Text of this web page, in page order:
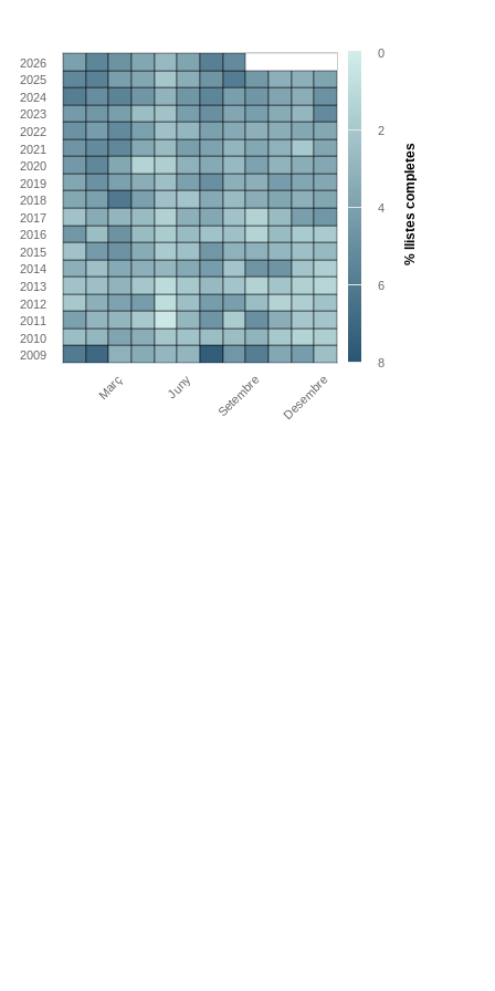
0
2
4
6
8
% llistes completes
Març Juny Setembre Desembre
2009
2010
2011
2012
2013
2014
2015
2016
2017
2018
2019
2020
2021
2022
2023
2024
2025
2026